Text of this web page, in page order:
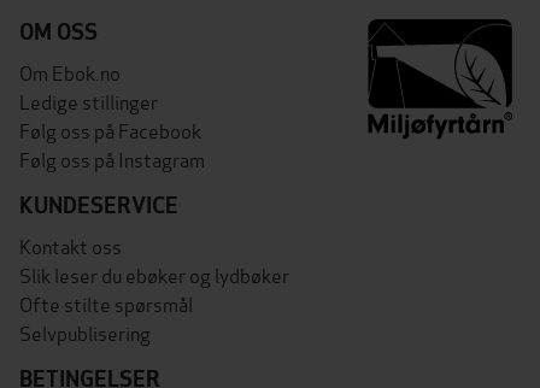
OM OSS
Om Ebok.no
Ledige stillinger
Følg oss på Facebook
Følg oss på Instagram
KUNDESERVICE
Kontakt oss
Slik leser du ebøker og lydbøker
Ofte stilte spørsmål
Selvpublisering
BETINGELSER